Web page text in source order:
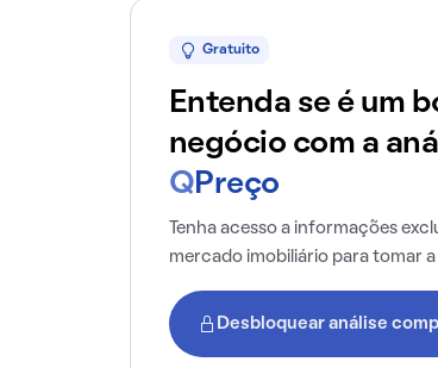
Gratuito
Entenda se é um
negócio com a
Q Preço
Tenha acesso a informações
mercado imobiliário para tomar
Desbloquear análise